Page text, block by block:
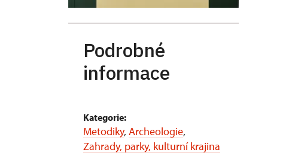
Podrobné
informace
Kategorie:
Metodiky, Archeologie,
Zahrady, parky, kulturní krajina